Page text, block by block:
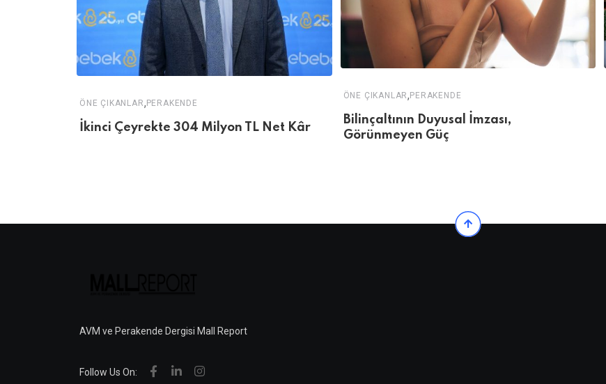
ÖNE ÇIKANLAR, PERAKENDE
İkinci Çeyrekte 304 Milyon TL Net Kâr
ÖNE ÇIKANLAR, PERAKENDE
Bilinçaltının Duyusal İmzası,
Görünmeyen Güç
AVM ve Perakende Dergisi Mall Report
Follow Us On: